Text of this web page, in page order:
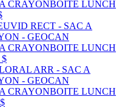
CRAYONBOITE LUNCH
CRAYONBOITE LUNCH
$
CRAYONBOITE LUNCH